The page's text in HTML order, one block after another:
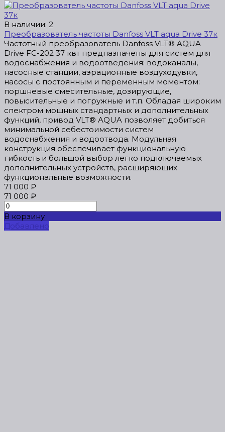
В наличии: 2
Преобразователь частоты Danfoss VLT aqua Drive 37к
Частотный преобразователь Danfoss VLT® AQUA
Drive FC-202 37 квт предназначены для систем для
водоcнабжения и водоотведения: водоканалы,
насосные станции, аэрационные воздуходувки,
насосы с постоянным и переменным моментом:
поршневые смесительные, дозирующие,
повысительные и погружные и т.п. Обладая широким
спектром мощных стандартных и дополнительных
функций, привод VLT® AQUA позволяет добиться
минимальной себестоимости систем
водоснабжения и водоотвода. Модульная
конструкция обеспечивает функциональную
гибкость и большой выбор легко подключаемых
дополнительных устройств, расширяющих
функциональные возможности.
71 000 ₽
71 000 ₽
В корзину
Добавлено